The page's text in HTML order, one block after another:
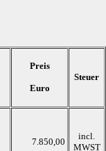
Preis
Euro
Steuer
7.850,00
incl.
MWST